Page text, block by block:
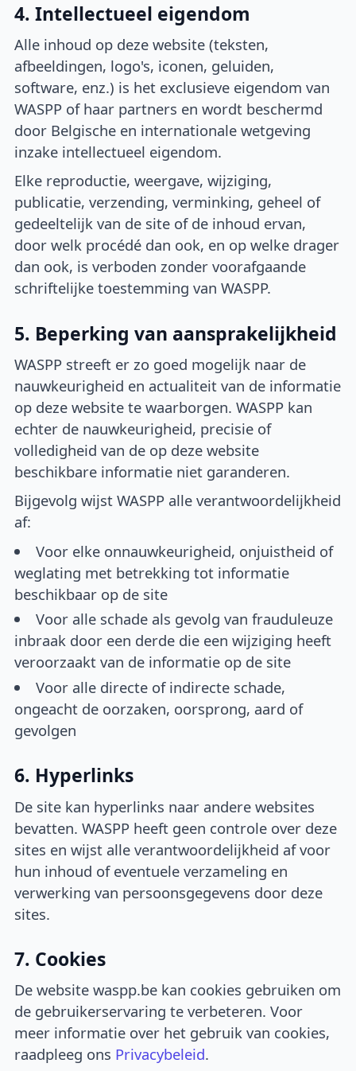
4. Intellectueel eigendom
Alle inhoud op deze website (teksten,
afbeeldingen, logo's, iconen, geluiden,
software, enz.) is het exclusieve eigendom van
WASPP of haar partners en wordt beschermd
door Belgische en internationale wetgeving
inzake intellectueel eigendom.
Elke reproductie, weergave, wijziging,
publicatie, verzending, verminking, geheel of
gedeeltelijk van de site of de inhoud ervan,
door welk procédé dan ook, en op welke drager
dan ook, is verboden zonder voorafgaande
schriftelijke toestemming van WASPP.
5. Beperking van aansprakelijkheid
WASPP streeft er zo goed mogelijk naar de
nauwkeurigheid en actualiteit van de informatie
op deze website te waarborgen. WASPP kan
echter de nauwkeurigheid, precisie of
volledigheid van de op deze website
beschikbare informatie niet garanderen.
Bijgevolg wijst WASPP alle verantwoordelijkheid
af:
Voor elke onnauwkeurigheid, onjuistheid of
weglating met betrekking tot informatie
beschikbaar op de site
Voor alle schade als gevolg van frauduleuze
inbraak door een derde die een wijziging heeft
veroorzaakt van de informatie op de site
Voor alle directe of indirecte schade,
ongeacht de oorzaken, oorsprong, aard of
gevolgen
6. Hyperlinks
De site kan hyperlinks naar andere websites
bevatten. WASPP heeft geen controle over deze
sites en wijst alle verantwoordelijkheid af voor
hun inhoud of eventuele verzameling en
verwerking van persoonsgegevens door deze
sites.
7. Cookies
De website waspp.be kan cookies gebruiken om
de gebruikerservaring te verbeteren. Voor
meer informatie over het gebruik van cookies,
raadpleeg ons Privacybeleid.